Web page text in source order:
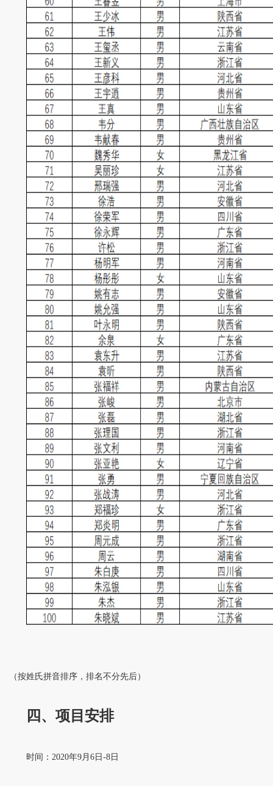
（按姓氏拼音排序，排名不分先后）
四、项目安排
时间：2020年9月6日-8日